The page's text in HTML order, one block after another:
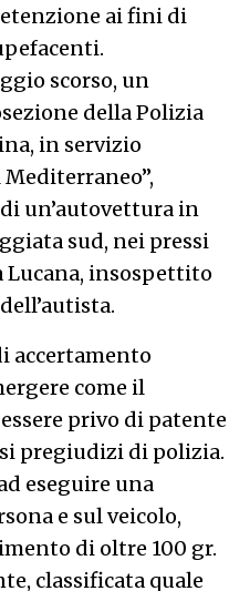
ai fini di
scorso, un
della Polizia
in servizio
Mediterraneo”,
un’autovettura in
sud, nei pressi
Lucana, insospettito
accertamento
come il
privo di patente
pregiudizi di polizia.
eseguire una
e sul veicolo,
di oltre 100 gr.
classificata quale